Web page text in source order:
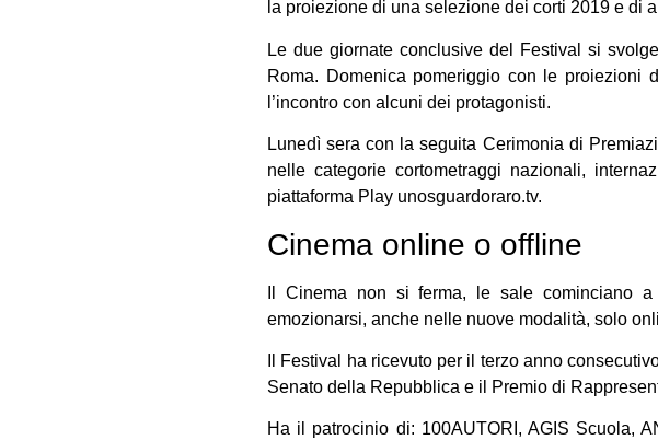
la proiezione di una selezione dei corti 2019 e di
Le due giornate conclusive del Festival si
Roma. Domenica pomeriggio con le
l’incontro con alcuni dei protagonisti.
Lunedì sera con la seguita Cerimonia di
nelle categorie cortometraggi nazionali,
piattaforma Play unosguardoraro.tv.
Cinema online o offline
Il Cinema non si ferma, le sale cominciano
emozionarsi, anche nelle nuove modalità, solo
Il Festival ha ricevuto per il terzo anno
Senato della Repubblica e il Premio di
Ha il patrocinio di: 100AUTORI, AGIS Scuola,